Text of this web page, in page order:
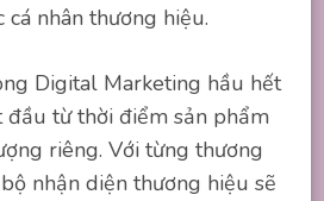
nhân thương hiệu.
Digital Marketing hầu hết
đầu từ thời điểm sản phẩm
riêng. Với từng thương
nhận diện thương hiệu sẽ